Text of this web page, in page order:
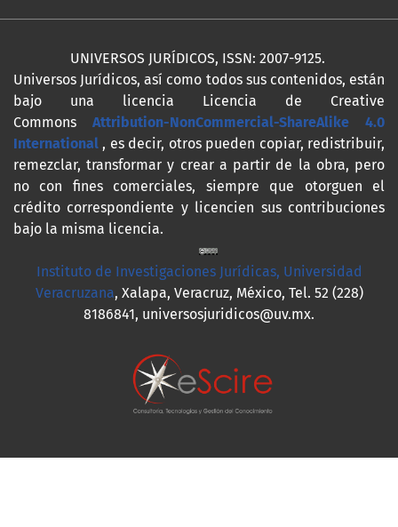
UNIVERSOS JURÍDICOS, ISSN: 2007-9125.
Universos Jurídicos, así como todos sus contenidos, están
bajo una licencia Licencia de Creative
Commons Attribution-NonCommercial-ShareAlike 4.0
International , es decir, otros pueden copiar, redistribuir,
remezclar, transformar y crear a partir de la obra, pero
no con fines comerciales, siempre que otorguen el
crédito correspondiente y licencien sus contribuciones
bajo la misma licencia.
Instituto de Investigaciones Jurídicas, Universidad
Veracruzana, Xalapa, Veracruz, México, Tel. 52 (228)
8186841, universosjuridicos@uv.mx.